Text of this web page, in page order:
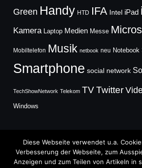
Green Handy HTD IFA Intel iPad
Kamera Laptop Medien Messe
Mobiltelefon Musik netbook neu Notebook
Smartphone social network
TechShowNetwork Telekom TVTwitter
Windows
Copyright © 2026
Diese Webseite verwendet u.a.
Verbesserung der Webseite, zum
Anzeigen und zum Teilen von Artikeln in